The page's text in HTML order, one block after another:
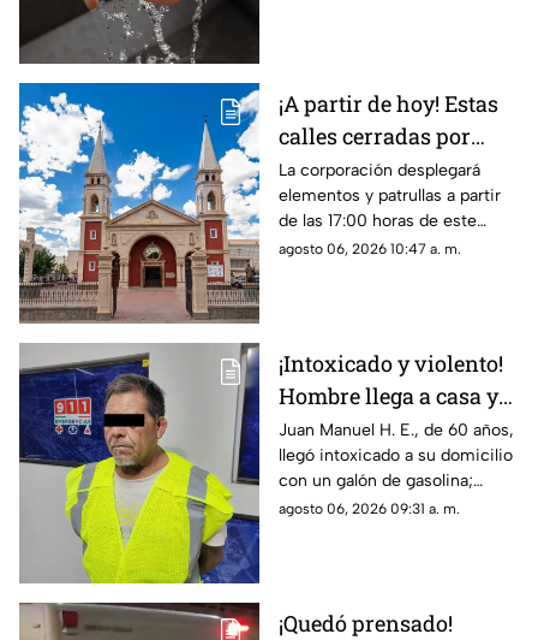
¡A partir de hoy! Estas
calles cerradas por
festejos en San
Lorenzo; mira las
cuáles serán las
desviaciones
La corporación desplegará
elementos y patrullas a partir
de las 17:00 horas de este
jueves para agilizar el tráfico
agosto 06, 2026 10:47 a. m.
¡Intoxicado y violento!
Hombre llega a casa y
rocía a su hija y esposa
con gasolina para
intentar matarlas
Juan Manuel H. E., de 60 años,
llegó intoxicado a su domicilio
con un galón de gasolina;
agentes de la DEVIFG lo
agosto 06, 2026 09:31 a. m.
¡Quedó prensado!